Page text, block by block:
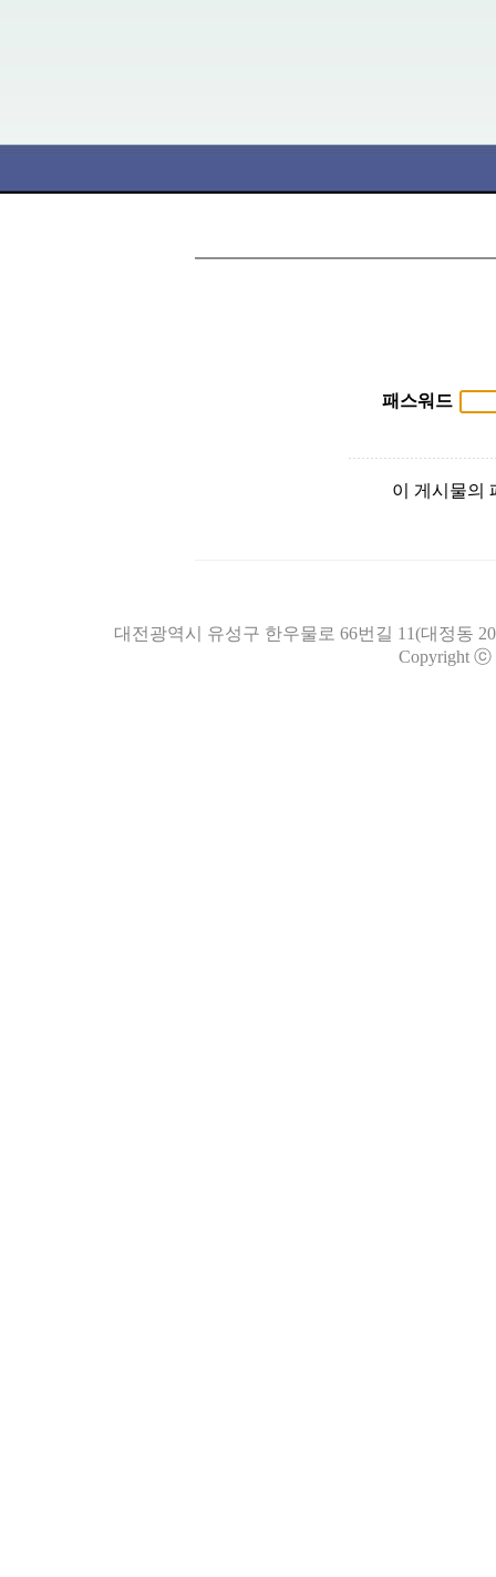
패스워드
이 게시물의
대전광역시 유성구 한우물로 66번길 11(대정동
Copyright ⓒ